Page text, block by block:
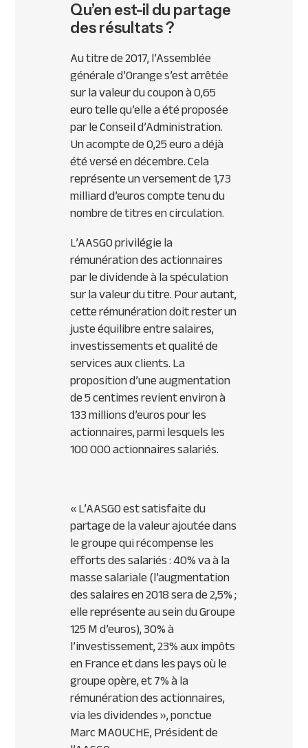
Qu’en est-il du partage
des résultats ?
Au titre de 2017, l’Assemblée
générale d’Orange s’est arrêtée
sur la valeur du coupon à 0,65
euro telle qu’elle a été proposée
par le Conseil d’Administration.
Un acompte de 0,25 euro a déjà
été versé en décembre. Cela
représente un versement de 1,73
milliard d’euros compte tenu du
nombre de titres en circulation.
L’AASGO privilégie la
rémunération des actionnaires
par le dividende à la spéculation
sur la valeur du titre. Pour autant,
cette rémunération doit rester un
juste équilibre entre salaires,
investissements et qualité de
services aux clients. La
proposition d’une augmentation
de 5 centimes revient environ à
133 millions d’euros pour les
actionnaires, parmi lesquels les
100 000 actionnaires salariés.
«L’AASGO est satisfaite du
partage de la valeur ajoutée dans
le groupe qui récompense les
efforts des salariés : 40% va à la
masse salariale (l’augmentation
des salaires en 2018 sera de 2,5% ;
elle représente au sein du Groupe
125 M d’euros), 30% à
l’investissement, 23% aux impôts
en France et dans les pays où le
groupe opère, et 7% à la
rémunération des actionnaires,
via les dividendes», ponctue
Marc MAOUCHE, Président de